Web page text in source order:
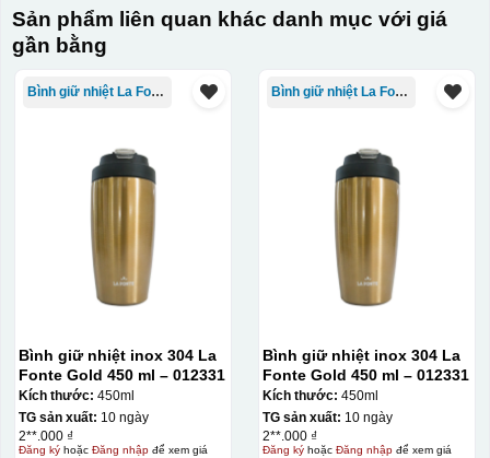
Sản phẩm liên quan khác danh mục với giá
gần bằng
Bình giữ nhiệt La Fonte
Bình giữ nhiệt inox 304 La
Fonte Gold 450 ml – 012331
Kích thước: 450ml
TG sản xuất: 10 ngày
2**.000 ₫
Đăng kýhoặc Đăng nhậpđể xem giá
Bình giữ nhiệt La Fonte
Bình giữ nhiệt inox 304 La
Fonte Gold 450 ml – 012331
Kích thước: 450ml
TG sản xuất: 10 ngày
2**.000 ₫
Đăng kýhoặc Đăng nhậpđể xem giá